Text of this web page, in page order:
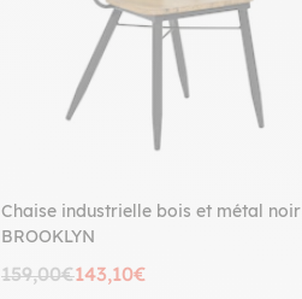
Chaise industrielle bois et métal noir
BROOKLYN
159,00€143,10€